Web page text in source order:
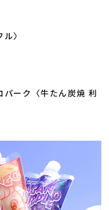
〉
パーク〈牛たん炭焼 利